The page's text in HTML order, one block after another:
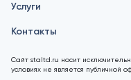
Услуги
Контакты
Сайт staltd.ru носит
условиях не является